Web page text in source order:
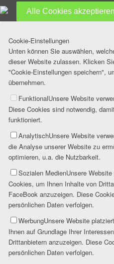
Alle Cookies akzeptieren
Cookie-Einstellungen
Unten können Sie auswählen,
dieser Website zulassen. Klicken
"Cookie-Einstellungen speichern",
übernehmen.
FunktionalUnsere Website
Diese Cookies sind notwendig,
funktioniert.
AnalytischUnsere Website
die Analyse unserer Website zu
optimieren, u.a. die Nutzbarkeit.
Sozialen MedienUnsere
Cookies, um Ihnen Inhalte von
FaceBook anzuzeigen. Diese
persönlichen Daten verfolgen.
WerbungUnsere Website
Ihnen auf Grundlage Ihrer
Drittanbietern anzuzeigen. Diese
persönlichen Daten verfolgen.